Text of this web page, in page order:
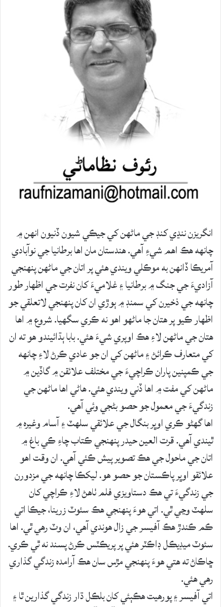
انگريزن ننڍي کنڊ جي ماڻهن کي جيڪي شيون ڏنيون انهن ۾
چانهه هڪ اهم شيءِ آهي. هندستان مان اها برطانيا جي نوآبادي
آمريڪا ڏانهن به موڪلي ويندي هئي پر اتان جي ماڻهن پنهنجي
آزاديءَ جي جنگ ۾ برطانيا ۽ غلاميءَ کان نفرت جي اظهار طور
چانهه جي ذخيرن کي سمنڊ ۾ ٻوڙي ان کان پنهنجي لاتعلقي جو
اظهار ڪيو پر هتان جا ماڻهو اهو نه ڪري سگھيا. شروع ۾ اها
هتان جي ماڻهن لاءِ هڪ اوپري شيءَ هئي. بابا ٻڌائيندو هو ته ان
کي متعارف ڪرائڻ ۽ ماڻهن کي ان جو عادي ڪرڻ لاءِ چانهه
جي ڪمپنين پاران ڪراچيءَ جي مختلف علائقن ۾ گاڏين ۾
ماڻهن کي مفت ۾ اها ڏني ويندي هئي. هاڻي اها ماڻهن جي
زندگيءَ جي معمول جو حصو بڻجي وئي آهي.
اها گھڻو ڪري اوڀر بنگال جي علائقي سلهٽ ۽ آسام وغيره ۾
ٿيندي آهي. قرت العين حيدر پنهنجي ڪتاب چاءِ ڪي باغ ۾
اتان جي ماحول جي هڪ تصوير پيش ڪئي آهي. ان وقت اهو
علائقو اوڀر پاڪستان جو حصو هو. ليکڪا چانهه جي مزدورن
جي زندگيءَ تي هڪ دستاويزي فلم ٺاهڻ لاءِ ڪراچي کان
سلهٽ وڃي ٿي. اتي هوءَ پنهنجي هڪ سئوٽ زرينا، جيڪا اتي
ڪم ڪندڙ هڪ آفيسر جي زال هوندي آهي، ان وٽ رهي ٿي. اها
سئوٽ ميڊيڪل ڊاڪٽر هئي پر پريڪٽس ڪرڻ پسند نه ٿي ڪري.
ڇاڪاڻ ته هتي هوءَ پنهنجي مڙس سان هڪ آرامده زندگي گذاري
رهي هئي.
اتي آفيسر ۽ پورهيت هڪٻئي کان بلڪل ڌار زندگي گذارين ٿا ۽